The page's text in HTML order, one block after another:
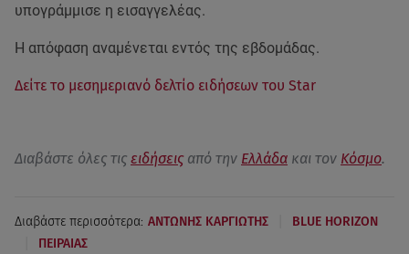
υπογράμμισε η εισαγγελέας.
Η απόφαση αναμένεται εντός της εβδομάδας.
Δείτε το μεσημεριανό δελτίο ειδήσεων του Star
Διαβάστε όλες τις ειδήσεις από την Ελλάδα και τον Κόσμο.
Διαβάστε περισσότερα: ΑΝΤΩΝΗΣ ΚΑΡΓΙΩΤΗΣ BLUE HORIZON
ΠΕΙΡΑΙΑΣ